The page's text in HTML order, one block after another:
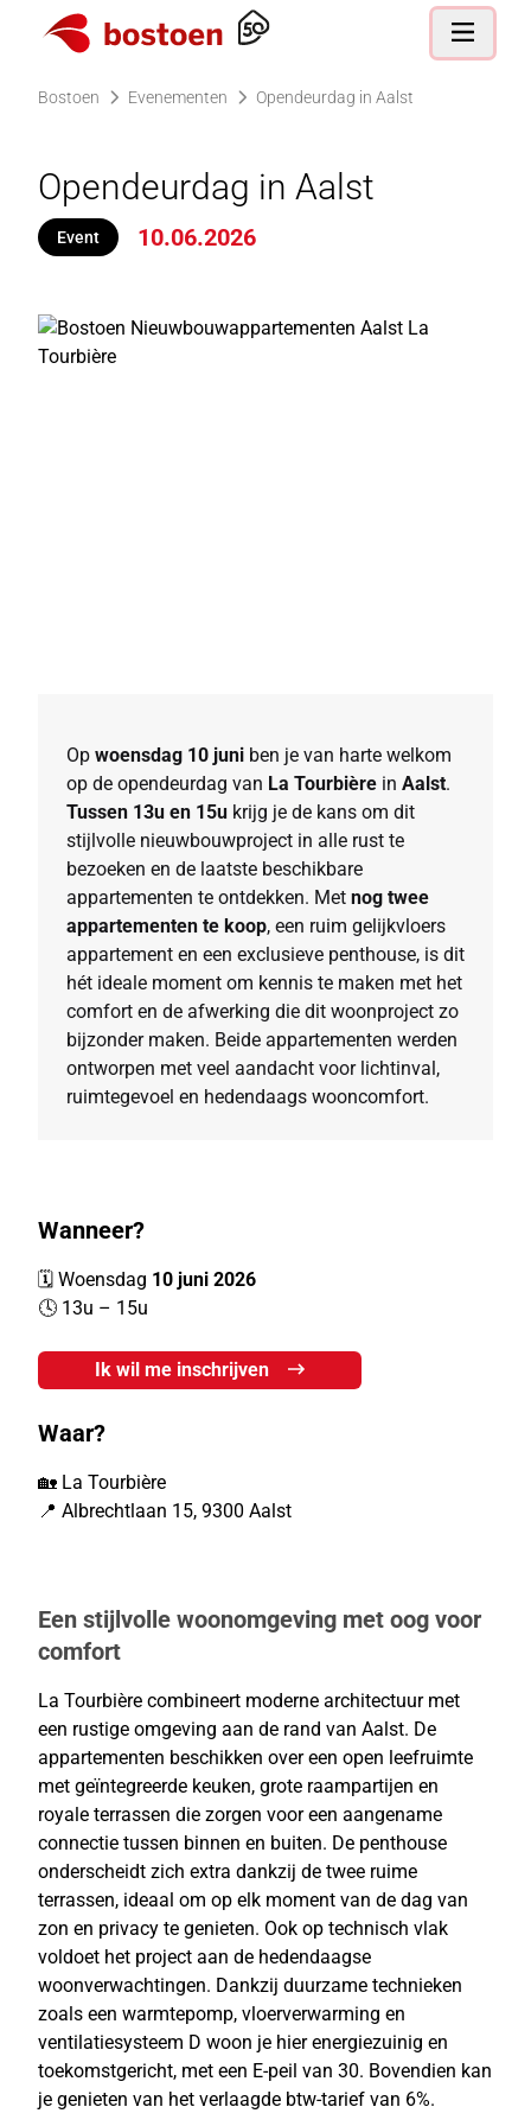
Ga naar de homepagina
Open
Bostoen Evenementen Opendeurdag in Aalst
Opendeurdag in Aalst
Event 10.06.2026
Op woensdag 10 juni ben je van harte welkom
op de opendeurdag van La Tourbière in Aalst.
Tussen 13u en 15u krijg je de kans om dit
stijlvolle nieuwbouwproject in alle rust te
bezoeken en de laatste beschikbare
appartementen te ontdekken. Met nog twee
appartementen te koop, een ruim gelijkvloers
appartement en een exclusieve penthouse, is dit
hét ideale moment om kennis te maken met het
comfort en de afwerking die dit woonproject zo
bijzonder maken. Beide appartementen werden
ontworpen met veel aandacht voor lichtinval,
ruimtegevoel en hedendaags wooncomfort.
Wanneer?
🗓️ Woensdag 10 juni 2026
🕓 13u – 15u
Ik wil me inschrijven
Waar?
🏡 La Tourbière
📍 Albrechtlaan 15, 9300 Aalst
Een stijlvolle woonomgeving met oog voor
comfort
La Tourbière combineert moderne architectuur met
een rustige omgeving aan de rand van Aalst. De
appartementen beschikken over een open leefruimte
met geïntegreerde keuken, grote raampartijen en
royale terrassen die zorgen voor een aangename
connectie tussen binnen en buiten. De penthouse
onderscheidt zich extra dankzij de twee ruime
terrassen, ideaal om op elk moment van de dag van
zon en privacy te genieten. Ook op technisch vlak
voldoet het project aan de hedendaagse
woonverwachtingen. Dankzij duurzame technieken
zoals een warmtepomp, vloerverwarming en
ventilatiesysteem D woon je hier energiezuinig en
toekomstgericht, met een E-peil van 30. Bovendien kan
je genieten van het verlaagde btw-tarief van 6%.